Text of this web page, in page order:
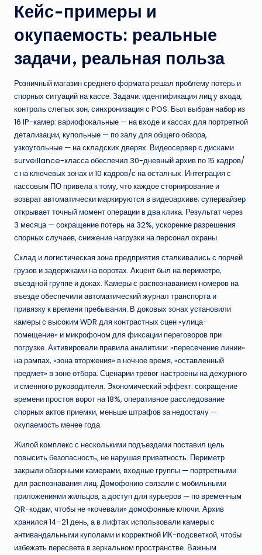
Кейс-примеры и
окупаемость: реальные
задачи, реальная польза
Розничный магазин среднего формата решал проблему потерь и
спорных ситуаций на кассе. Задачи: идентификация лиц у входа,
контроль слепых зон, синхронизация с POS. Был выбран набор из
16 IP-камер: вариофокальные — на входе и кассах для портретной
детализации, купольные — по залу для общего обзора,
узкоугольные — на складских дверях. Видеосервер с дисками
surveillance-класса обеспечил 30-дневный архив по 15 кадров/
с на ключевых зонах и 10 кадров/с на осталных. Интеграция с
кассовым ПО привела к тому, что каждое сторнирование и
возврат автоматически маркируются в видеоархиве; супервайзер
открывает точный момент операции в два клика. Результат через
3 месяца — сокращение потерь на 32%, ускорение разрешения
спорных случаев, снижение нагрузки на персонал охраны.
Склад и логистическая зона предприятия сталкивались с порчей
грузов и задержками на воротах. Акцент был на периметре,
въездной группе и доках. Камеры с распознаванием номеров на
въезде обеспечили автоматический журнал транспорта и
привязку к времени пребывания. В доковых зонах установили
камеры с высоким WDR для контрастных сцен «улица-
помещение» и микрофоном для фиксации переговоров при
погрузке. Активировали правила аналитики: «пересечение линии»
на рампах, «зона вторжения» в ночное время, «оставленный
предмет» в зоне отбора. Сценарии тревог настроены на дежурного
и сменного руководителя. Экономический эффект: сокращение
времени простоя ворот на 18%, оперативное расследование
спорных актов приемки, меньше штрафов за недостачу —
окупаемость менее года.
Жилой комплекс с несколькими подъездами поставил цель
повысить безопасность, не нарушая приватность. Периметр
закрыли обзорными камерами, входные группы — портретными
для распознавания лиц. Домофонию связали с мобильными
приложениями жильцов, а доступ для курьеров — по временным
QR-кодам, чтобы не «кочевали» домофонные ключи. Архив
хранился 14–21 день, а в лифтах использовали камеры с
антивандальными куполами и корректной ИК-подсветкой, чтобы
избежать пересвета в зеркальном пространстве. Важным